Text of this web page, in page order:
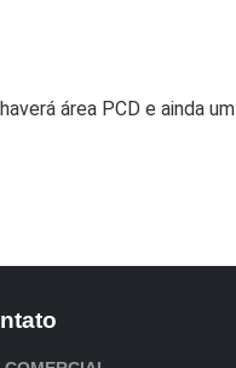
área PCD e ainda